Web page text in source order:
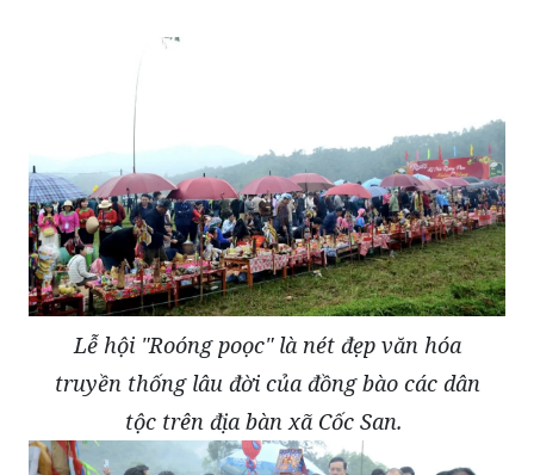
Lễ hội "Roóng poọc" là nét đẹp văn hóa
truyền thống lâu đời của đồng bào các dân
tộc trên địa bàn xã Cốc San.